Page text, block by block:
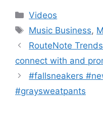
Lawyer | Music
Business Podcast
Categories
Videos
Tags
Music Business,
RouteNote
connect with and
#fallsneakers
#graysweatpants